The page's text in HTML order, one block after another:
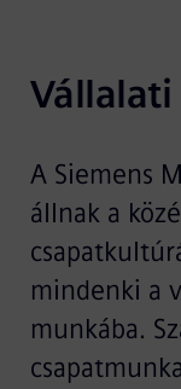
A Siemens
állnak a
mindenki a
munkába.